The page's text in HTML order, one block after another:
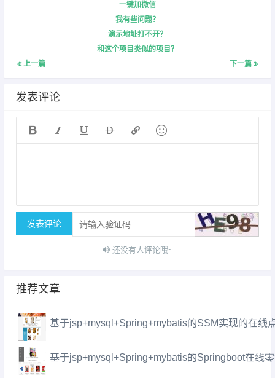
一键加微信
我有些问题？
演示地址打不开？
和这个项目类似的项目？
上一篇
下一篇
发表评论
     
发表评论
还没有人评论哦~
推荐文章
基于jsp+mysql+Spring+mybatis的SSM实现的在线
基于jsp+mysql+Spring+mybatis的Springboot在线